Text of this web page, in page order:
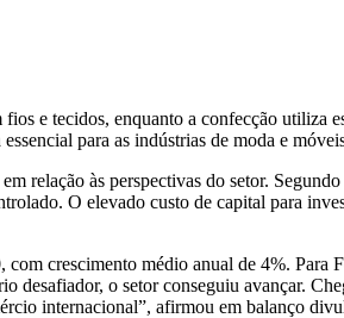
e tecidos, enquanto a confecção utiliza
para as indústrias de moda e
às perspectivas do setor.
O elevado custo de capital para
crescimento médio anual de 4%. Para
o setor conseguiu avançar.
internacional”, afirmou em balanço